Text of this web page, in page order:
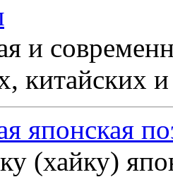
и
китайских
японская
(хайку)